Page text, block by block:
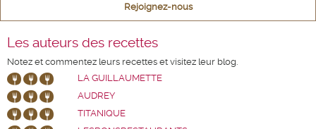
Rejoignez-nous
Les auteurs des recettes
Notez et commentez leurs recettes et visitez leur blog.
LA GUILLAUMETTE
AUDREY
TITANIQUE